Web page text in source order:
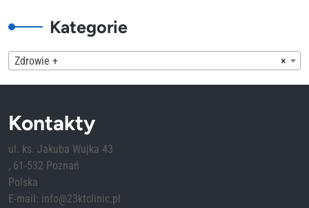
Kategorie
×
Zdrowie +
Kontakty
ul. ks. Jakuba Wujka 43
, 61-532 Poznań
Polska
E-mail: info@23ktclinic.pl